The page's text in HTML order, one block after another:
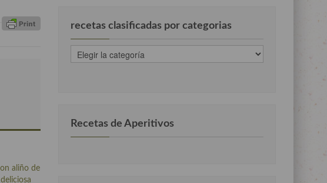
recetas clasificadas por categorias
recetas
clasificadas
Recetas de Aperitivos